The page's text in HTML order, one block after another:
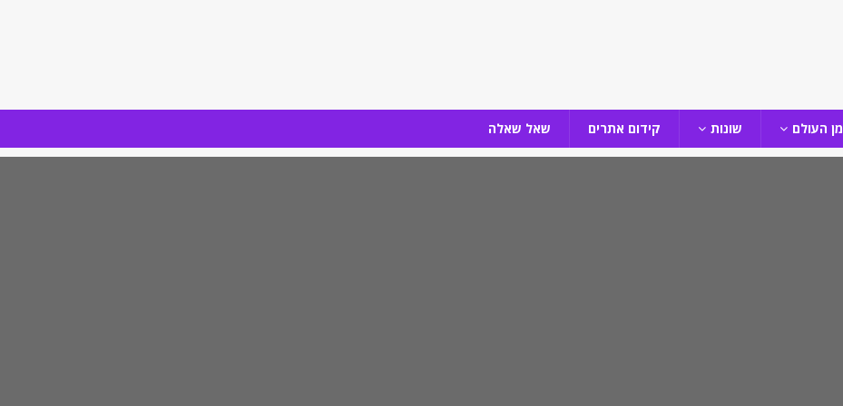
מן העולם שונות קידום אתרים שאל שאלה